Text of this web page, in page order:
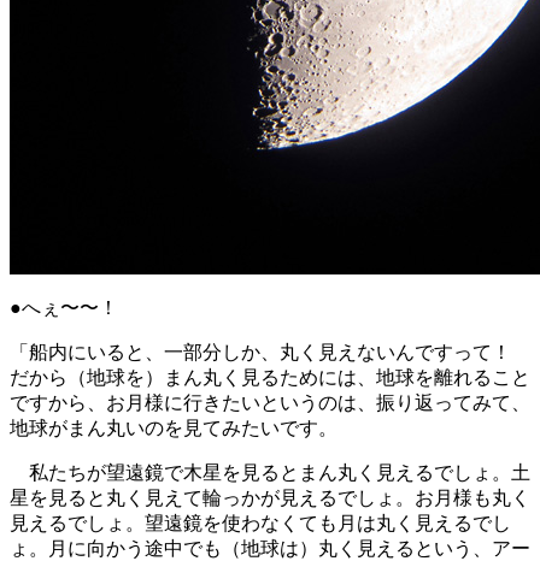
●へぇ〜〜！
「船内にいると、一部分しか、丸く見えないんですって！
だから（地球を）まん丸く見るためには、地球を離れること
ですから、お月様に行きたいというのは、振り返ってみて、
地球がまん丸いのを見てみたいです。
私たちが望遠鏡で木星を見るとまん丸く見えるでしょ。土
星を見ると丸く見えて輪っかが見えるでしょ。お月様も丸く
見えるでしょ。望遠鏡を使わなくても月は丸く見えるでし
ょ。月に向かう途中でも（地球は）丸く見えるという、アー